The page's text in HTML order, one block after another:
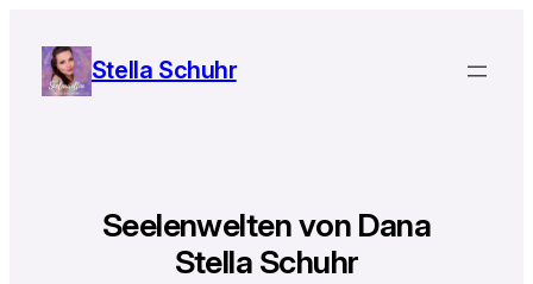
Stella Schuhr
Seelenwelten von Dana
Stella Schuhr